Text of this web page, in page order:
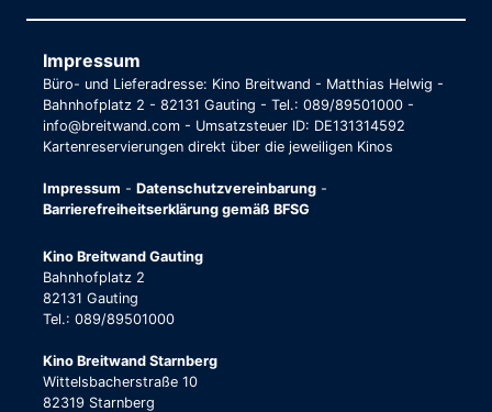
Impressum
Büro- und Lieferadresse: Kino Breitwand - Matthias Helwig -
Bahnhofplatz 2 - 82131 Gauting - Tel.: 089/89501000 -
info@breitwand.com - Umsatzsteuer ID: DE131314592
Kartenreservierungen direkt über die jeweiligen Kinos
Impressum - Datenschutzvereinbarung -
Barrierefreiheitserklärung gemäß BFSG
Kino Breitwand Gauting
Bahnhofplatz 2
82131 Gauting
Tel.: 089/89501000
Kino Breitwand Starnberg
Wittelsbacherstraße 10
82319 Starnberg